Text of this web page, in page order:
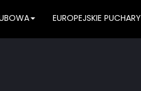
EUROPEJSKIE PUCHARY